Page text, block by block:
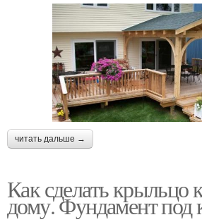
читать дальше →
Как сделать крыльцо
дому. Фундамент под